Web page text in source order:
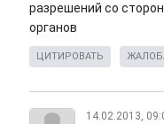
разрешений со
органов
ЦИТИРОВАТЬ
14.02.2013,